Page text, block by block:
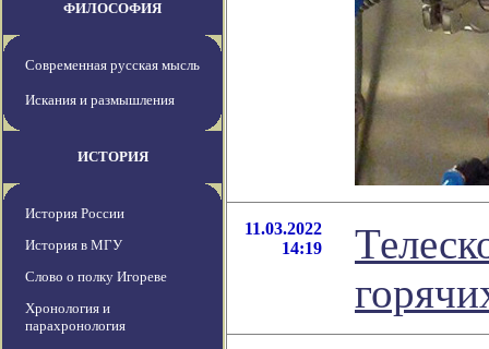
ФИЛОСОФИЯ
Современная русская мысль
Искания и размышления
ИСТОРИЯ
История России
История в МГУ
Слово о полку Игореве
Хронология и
парахронология
11.03.2022
14:19